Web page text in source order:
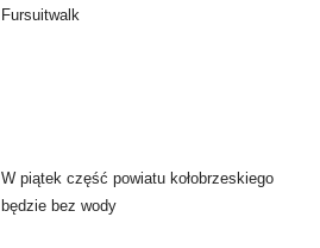
Fursuitwalk
W piątek część powiatu kołobrzeskiego
będzie bez wody